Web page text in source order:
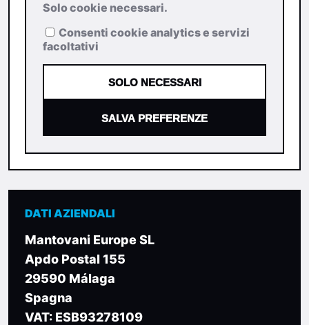
Solo cookie necessari.
Consenti cookie analytics e servizi
facoltativi
SOLO NECESSARI
SALVA PREFERENZE
DATI AZIENDALI
Mantovani Europe SL
Apdo Postal 155
29590 Málaga
Spagna
VAT: ESB93278109